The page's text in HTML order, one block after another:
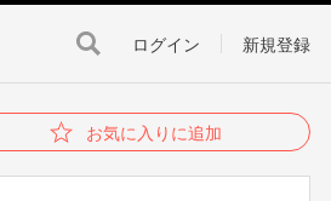
ログイン 新規登録
お気に入りに追加